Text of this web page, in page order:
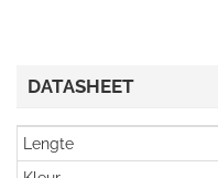
DATASHEET
Lengte